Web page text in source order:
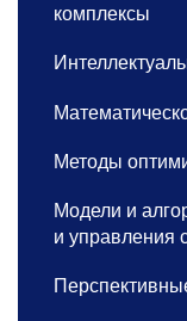
комплексы
Методы
Модели и
и управления